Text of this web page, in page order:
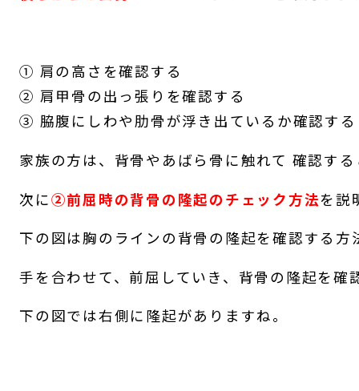
① 肩の高さを確認する
② 肩甲骨の出っ張りを確認する
③ 脇腹にしわや肋骨が浮き出ているか確認する
家族の方は、背骨やあばら骨に触れて 確認す
次に②前屈時の背骨の隆起のチェック方法を説
下の図は胸のラインの背骨の隆起を確認する方
手を合わせて、前屈していき、背骨の隆起を確
下の図では右側に隆起がありますね。